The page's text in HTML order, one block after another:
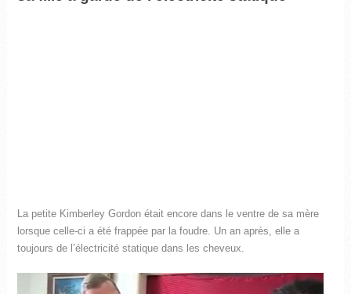
La petite Kimberley Gordon était encore dans le ventre de sa mère
lorsque celle-ci a été frappée par la foudre. Un an après, elle a
toujours de l’électricité statique dans les cheveux.